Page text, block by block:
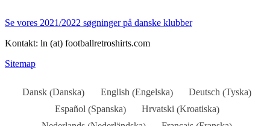
Se vores 2021/2022 søgninger på danske klubber
Kontakt: ln (at) footballretroshirts.com
Sitemap
Dansk (Danska) English(Engelska) Deutsch (Tyska)
Español(Spanska) Hrvatski(Kroatiska)